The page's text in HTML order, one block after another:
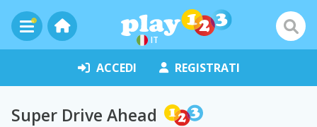
IT
ACCEDI REGISTRATI
Super Drive Ahead